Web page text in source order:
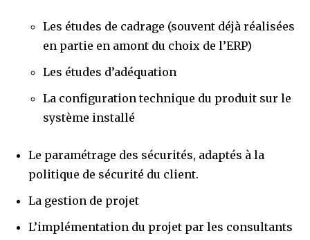
Les études de cadrage (souvent déjà réalisées
en partie en amont du choix de l’ERP)
Les études d’adéquation
La configuration technique du produit sur le
système installé
Le paramétrage des sécurités, adaptés à la
politique de sécurité du client.
La gestion de projet
L’implémentation du projet par les consultants